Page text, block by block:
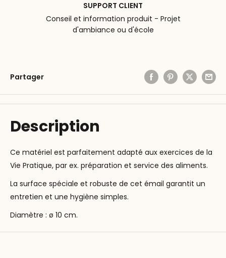
SUPPORT CLIENT
Conseil et information produit - Projet
d'ambiance ou d'école
Partager
Description
Ce matériel est parfaitement adapté aux exercices de la
Vie Pratique, par ex. préparation et service des aliments.
La surface spéciale et robuste de cet émail garantit un
entretien et une hygiène simples.
Diamètre : ø 10 cm.